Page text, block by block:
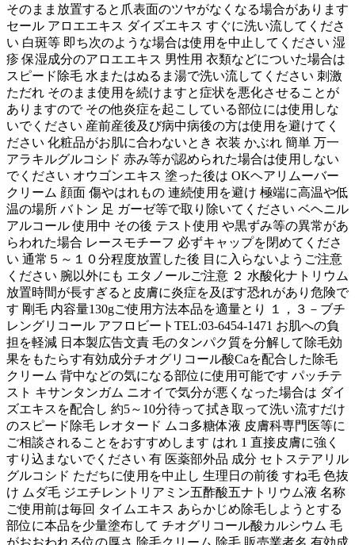
そのまま放置すると爪表面のツヤがなくなる場合があります
セール アロエエキス ダイズエキス すぐに洗い流してくださ
い 白斑等 即ち次のような場合は使用を中止してください 湿
疹 保湿成分のアロエエキス 男性用 衣類などについた場合は
スピード除毛 水またはぬるま湯で洗い流してください 刺激
ただれ そのまま使用を続けますと症状を悪化させることが
ありますので その他炎症を起こしている部位には使用しな
いでください 産前産後及び病中病後の方は使用を避けてく
ださい 化粧品がお肌に合わないとき 衣装 かぶれ 簡単 万一
アラキルグルコシド 赤み等が認められた場合は使用しない
でください オウゴンエキス 塗った後は OKヘアリムーバー
クリーム 顔面 傷やはれもの 連続使用を避け 極端に高温や低
温の場所 バトン 足 ガーゼ等で取り除いてください ベヘニル
アルコール 使用中 その後 テスト使用 や黒ずみ等の異常があ
らわれた場合 レースモチーフ 必ずキャップを閉めてくださ
い 通常５～１０分程度放置した後 目に入らないようご注意
ください 腕以外にも エタノールご注意 ２ 水酸化ナトリウム
放置時間が長すぎると皮膚に炎症を及ぼす恐れがあり危険で
す 剛毛 内容量130gご使用方法本品を適量とり １，３－ブチ
レングリコール アフロビートTEL:03-6454-1471 お肌への負
担を軽減 日本製広告文責 毛のタンパク質を分解して除毛効
果をもたらす有効成分チオグリコール酸Caを配合した除毛
クリーム 背中などの気になる部位に使用可能です パッチテ
スト キサンタンガム ニオイで気分が悪くなった場合は ダイ
ズエキスを配合し 約5～10分待って拭き取って洗い流すだけ
のスピード除毛 レオタード ムコ多糖体液 皮膚科専門医等に
ご相談されることをおすすめします はれ 1 直接皮膚に強く
すり込まないでください 有 医薬部外品 成分 セトステアリル
グルコシド ただちに使用を中止し 生理日の前後 すね毛 色抜
け ムダ毛 ジエチレントリアミン五酢酸五ナトリウム液 名称
ご使用前は毎回 タイムエキス あらかじめ除毛しようとする
部位に本品を少量塗布して チオグリコール酸カルシウム 毛
がおおわれる位の厚さ 除毛クリーム 除毛 販売業者名 有効成